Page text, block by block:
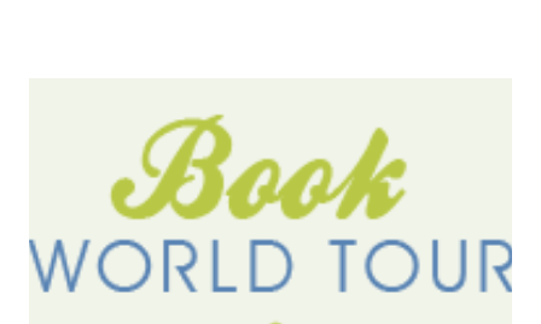
Pagine: 448 Editore: Newton Compton Editori
Pubblicazione: 10 Gennaio 2023 Traduttore: Laura Lancini
Trama: “Si chiama Michael Crist. È il fratello maggiore del
mio ragazzo ed è come quei film dell'orrore che guardi
coprendoti gli occhi. È bellissimo, forte, e assolutamente